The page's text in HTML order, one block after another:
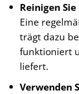
Reinigen
Eine
trägt dazu
funktioniert
liefert.
Verwenden